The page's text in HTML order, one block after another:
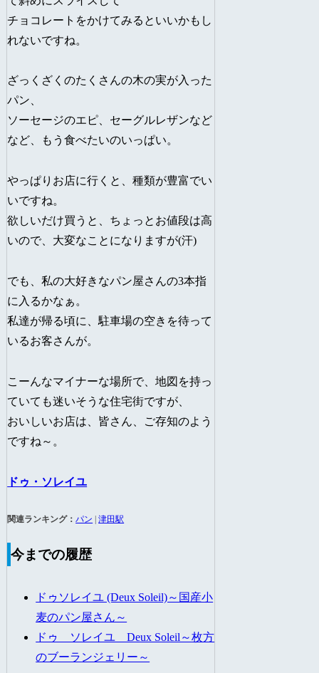
チョコレートをかけてみるといいかもし
れないですね。
ざっくざくのたくさんの木の実が入った
パン、
ソーセージのエピ、セーグルレザンなど
など、もう食べたいのいっぱい。
やっぱりお店に行くと、種類が豊富でい
いですね。
欲しいだけ買うと、ちょっとお値段は高
いので、大変なことになりますが(汗)
でも、私の大好きなパン屋さんの3本指
に入るかなぁ。
私達が帰る頃に、駐車場の空きを待って
いるお客さんが。
こーんなマイナーな場所で、地図を持っ
ていても迷いそうな住宅街ですが、
おいしいお店は、皆さん、ご存知のよう
ですね～。
ドゥ・ソレイユ
関連ランキング：パン |津田駅
今までの履歴
ドゥソレイユ (Deux Soleil)～国産小
麦のパン屋さん～
ドゥ ソレイユ Deux Soleil～枚方
のブーランジェリー～